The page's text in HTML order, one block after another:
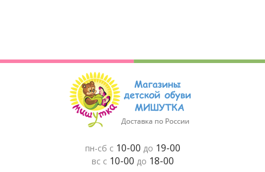
пн-сб с 10-00 до 19-00
вс с 10-00 до 18-00